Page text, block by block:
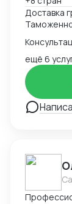
всех
затрат на
адаптации
рынка,
и
любой
Доставка
ещё 6